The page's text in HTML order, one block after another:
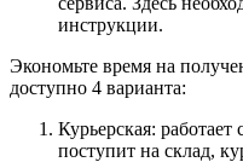
инструкции.
Экономьте время на
доступно 4 варианта:
Курьерская: работает
поступит на склад,